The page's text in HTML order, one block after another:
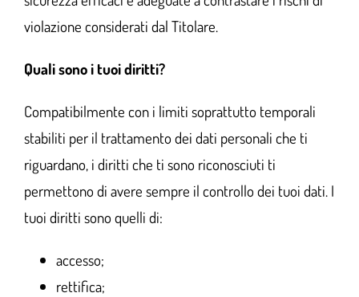
violazione considerati dal Titolare.
Quali sono i tuoi diritti?
Compatibilmente con i limiti soprattutto temporali
stabiliti per il trattamento dei dati personali che ti
riguardano, i diritti che ti sono riconosciuti ti
permettono di avere sempre il controllo dei tuoi dati. I
tuoi diritti sono quelli di:
accesso;
rettifica;